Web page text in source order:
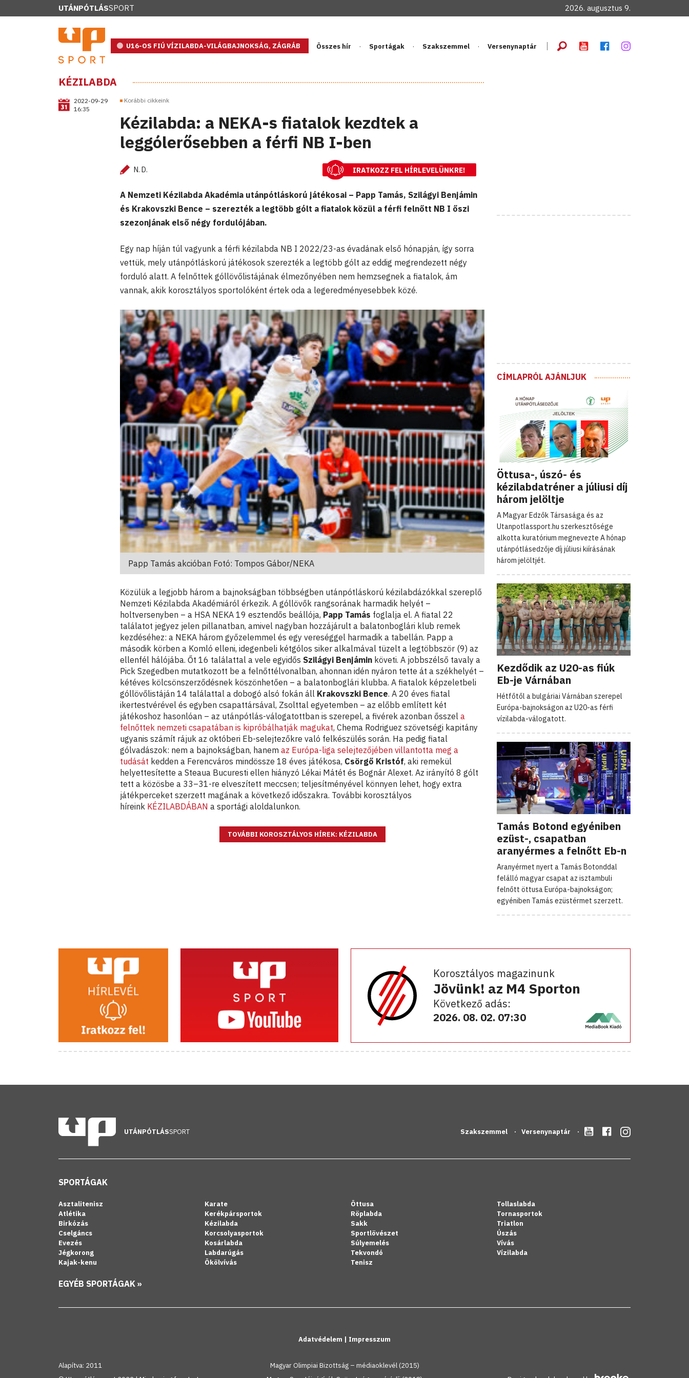
UTÁNPÓTLÁSSPORT 2026. augusztus 9.
U16-OS FIÚ VÍZILABDA-VILÁGBAJNOKSÁG, ZÁGRÁB Összes hír Sportágak Szakszemmel Versenynaptár
KÉZILABDA
2022-09-29
16:35
Korábbi cikkeink
Kézilabda: a NEKA-s fiatalok kezdtek a
leggólerősebben a férfi NB I-ben
N. D. IRATKOZZ FEL HÍRLEVELÜNKRE!
A Nemzeti Kézilabda Akadémia utánpótláskorú játékosai – Papp Tamás, Szilágyi Benjámin
és Krakovszki Bence – szerezték a legtöbb gólt a fiatalok közül a férfi felnőtt NB I őszi
szezonjának első négy fordulójában.
Egy nap híján túl vagyunk a férfi kézilabda NB I 2022/23-as évadának első hónapján, így sorra
vettük, mely utánpótláskorú játékosok szerezték a legtöbb gólt az eddig megrendezett négy
forduló alatt. A felnőttek góllövőlistájának élmezőnyében nem hemzsegnek a fiatalok, ám
vannak, akik korosztályos sportolóként értek oda a legeredményesebbek közé.
Papp Tamás akcióban Fotó: Tompos Gábor/NEKA
Közülük a legjobb három a bajnokságban többségben utánpótláskorú kézilabdázókkal szereplő
Nemzeti Kézilabda Akadémiáról érkezik. A góllövők rangsorának harmadik helyét –
holtversenyben – a HSA NEKA 19 esztendős beállója, Papp Tamás foglalja el. A fiatal 22
találatot jegyez jelen pillanatban, amivel nagyban hozzájárult a balatonboglári klub remek
kezdéséhez: a NEKA három győzelemmel és egy vereséggel harmadik a tabellán. Papp a
második körben a Komló elleni, idegenbeli kétgólos siker alkalmával tüzelt a legtöbbször (9) az
ellenfél hálójába. Őt 16 találattal a vele egyidős Szilágyi Benjámin követi. A jobbszélső tavaly a
Pick Szegedben mutatkozott be a felnőttélvonalban, ahonnan idén nyáron tette át a székhelyét –
kétéves kölcsönszerződésnek köszönhetően – a balatonboglári klubba. A fiatalok képzeletbeli
góllövőlistáján 14 találattal a dobogó alsó fokán áll Krakovszki Bence. A 20 éves fiatal
ikertestvérével és egyben csapattársával, Zsolttal egyetemben – az előbb említett két
játékoshoz hasonlóan – az utánpótlás-válogatottban is szerepel, a fivérek azonban ősszel a
felnőttek nemzeti csapatában is kipróbálhatják magukat, Chema Rodriguez szövetségi kapitány
ugyanis számít rájuk az októberi Eb-selejtezőkre való felkészülés során. Ha pedig fiatal
gólvadászok: nem a bajnokságban, hanem az Európa-liga selejtezőjében villantotta meg a
tudását kedden a Ferencváros mindössze 18 éves játékosa, Csörgő Kristóf, aki remekül
helyettesítette a Steaua Bucuresti ellen hiányzó Lékai Mátét és Bognár Alexet. Az irányító 8 gólt
tett a közösbe a 33–31-re elveszített meccsen; teljesítményével könnyen lehet, hogy extra
játékperceket szerzett magának a következő időszakra. További korosztályos
híreink KÉZILABDÁBAN a sportági aloldalunkon.
TOVÁBBI KOROSZTÁLYOS HÍREK: KÉZILABDA
CÍMLAPRÓL AJÁNLJUK
Öttusa-, úszó- és
kézilabdatréner a júliusi díj
három jelöltje
A Magyar Edzők Társasága és az
Utanpotlassport.hu szerkesztősége
alkotta kuratórium megnevezte A hónap
utánpótlásedzője díj júliusi kiírásának
három jelöltjét.
Kezdődik az U20-as fiúk
Eb-je Várnában
Hétfőtől a bulgáriai Várnában szerepel
Európa-bajnokságon az U20-as férfi
vízilabda-válogatott.
Tamás Botond egyéniben
ezüst-, csapatban
aranyérmes a felnőtt Eb-n
Aranyérmet nyert a Tamás Botonddal
felálló magyar csapat az isztambuli
felnőtt öttusa Európa-bajnokságon;
egyéniben Tamás ezüstérmet szerzett.
Korosztályos magazinunk
Jövünk! az M4 Sporton
Következő adás:
2026. 08. 02. 07:30
UTÁNPÓTLÁSSPORT Szakszemmel Versenynaptár
SPORTÁGAK
Asztalitenisz
Atlétika
Birkózás
Cselgáncs
Evezés
Jégkorong
Kajak-kenu
Karate
Kerékpársportok
Kézilabda
Korcsolyasportok
Kosárlabda
Labdarúgás
Ökölvívás
Öttusa
Röplabda
Sakk
Sportlövészet
Súlyemelés
Tekvondó
Tenisz
Tollaslabda
Tornasportok
Triatlon
Úszás
Vívás
Vízilabda
EGYÉB SPORTÁGAK »
Adatvédelem | Impresszum
Alapítva: 2011
Magyar Olimpiai Bizottság – médiaoklevél (2015)